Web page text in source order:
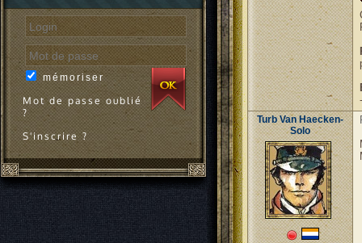
mémoriser
Mot de passe oublié
?
S'inscrire ?
Turb Van Haecken-
Solo